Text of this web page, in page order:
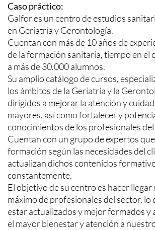
Caso práctico:
Galfor es un centro de estudios
en Geriatría y Gerontología.
Cuentan con más de 10 años de
de la formación sanitaria, tiempo en el
a más de 30.000 alumnos.
Su amplio catálogo de cursos,
los ámbitos de la Geriatría y la
dirigidos a mejorar la atención y
mayores, así como fortalecer y
conocimientos de los profesionales
Cuentan con un grupo de expertos
formación según las necesidades del
actualizan dichos contenidos
constantemente.
El objetivo de su centro es hacer
máximo de profesionales del sector, lo
estar actualizados y mejor formados y
el mayor bienestar y atención a